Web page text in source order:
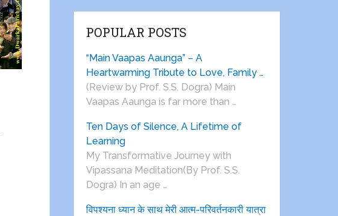
POPULAR POSTS
“Main Vaapas Aaunga” – A
Heartwarming Tribute to Love, Family …
(Review by Prof. S.S. Dogra) Main
Vaapas Aaunga is far more than …
Ten Days of Silence, A Lifetime of
Learning
My Transformative Journey with
Vipassana Meditation(By Prof. S.S.
Dogra) In an age …
विपश्यना ध्यान के साथ मेरी आत्म-परिवर्तनकारी यात्रा